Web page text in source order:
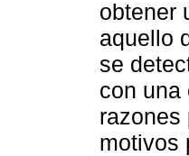
obtener
aquello
se
con una
razones
motivos